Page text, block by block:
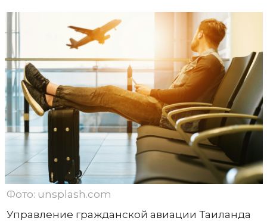
Фото: unsplash.com
Управление гражданской авиации Таиланда